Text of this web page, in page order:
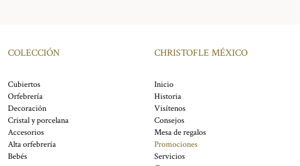
COLECCIÓN
Cubiertos
Orfebrería
Decoración
Cristal y porcelana
Accesorios
Alta orfebrería
Bebés
CHRISTOFLE MÉXICO
Inicio
Historia
Visítenos
Consejos
Mesa de regalos
Promociones
Servicios